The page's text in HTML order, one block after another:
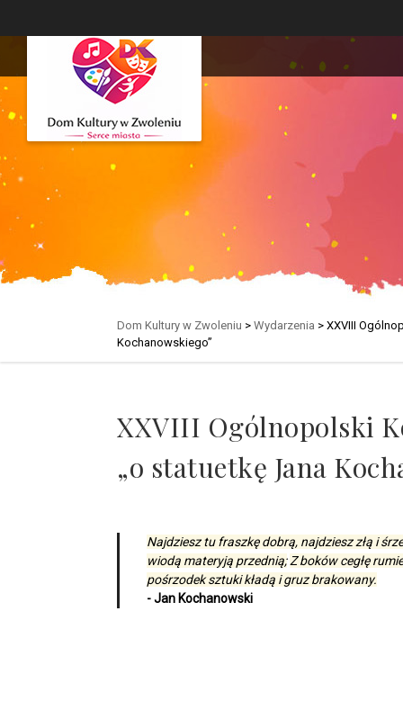
Dom Kultury w Zwoleniu > Wydarzenia > XXVIII
Kochanowskiego”
XXVIII Ogólnopolski
„o statuetkę Jana
Najdziesz tu fraszkę dobrą, najdziesz złą i
wiodą materyją przednią; Z boków cegłę
pośrzodek sztuki kładą i gruz brakowany.
Jan Kochanowski